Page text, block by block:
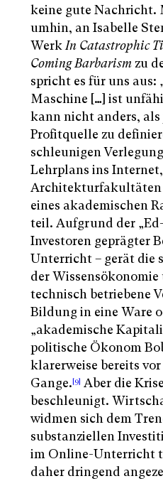
keine gute Nachricht.
umhin, an Isabelle
Werk In Catastrophic
Coming Barbarism zu
spricht es für uns
Maschine […] ist
kann nicht anders,
Profitquelle zu
schleunigen
Lehrplans ins
Architekturfakultäten
eines akademischen
teil. Aufgrund der
Investoren geprägter
Unterricht – gerät die
der Wissensökonomie
technisch betriebene
Bildung in eine Ware
„akademische
politische Ökonom
klarerweise bereits
Gange.[9] Aber die
beschleunigt.
widmen sich dem
substanziellen
im Online-Unterricht
daher dringend